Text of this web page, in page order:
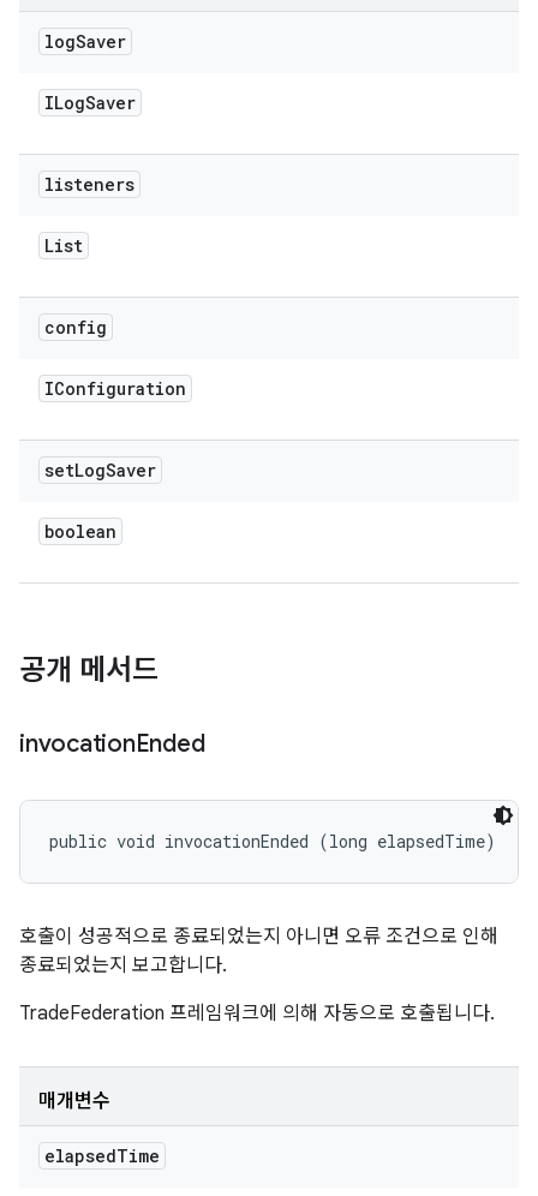
logSaver
ILogSaver
listeners
List
config
IConfiguration
setLogSaver
boolean
공개 메서드
invocationEnded
public void invocationEnded (long elapsedTime)
호출이 성공적으로 종료되었는지 아니면 오류 조건으로 인해
종료되었는지 보고합니다.
TradeFederation 프레임워크에 의해 자동으로 호출됩니다.
매개변수
elapsedTime